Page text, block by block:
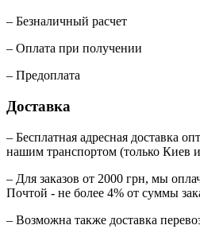
– Безналичный расчет
– Оплата при получении
– Предоплата
Доставка
– Бесплатная адресная доставка
нашим транспортом (только Киев
– Для заказов от 2000 грн, мы
Почтой - не более 4% от суммы
– Возможна также доставка